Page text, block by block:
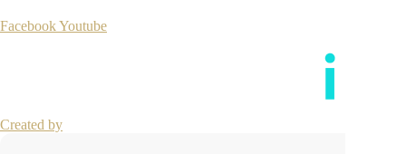
FacebookYoutube
Created by